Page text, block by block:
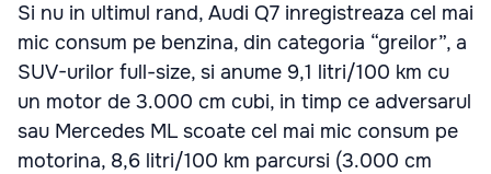
Si nu in ultimul rand, Audi Q7 inregistreaza cel mai
mic consum pe benzina, din categoria “greilor”, a
SUV-urilor full-size, si anume 9,1 litri/100 km cu
un motor de 3.000 cm cubi, in timp ce adversarul
sau Mercedes ML scoate cel mai mic consum pe
motorina, 8,6 litri/100 km parcursi (3.000 cm